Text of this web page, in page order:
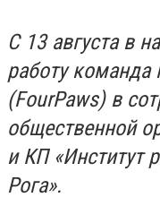
С 13 августа в
работу
(FourPaws) в
общественной
и КП «Институт
Рога».